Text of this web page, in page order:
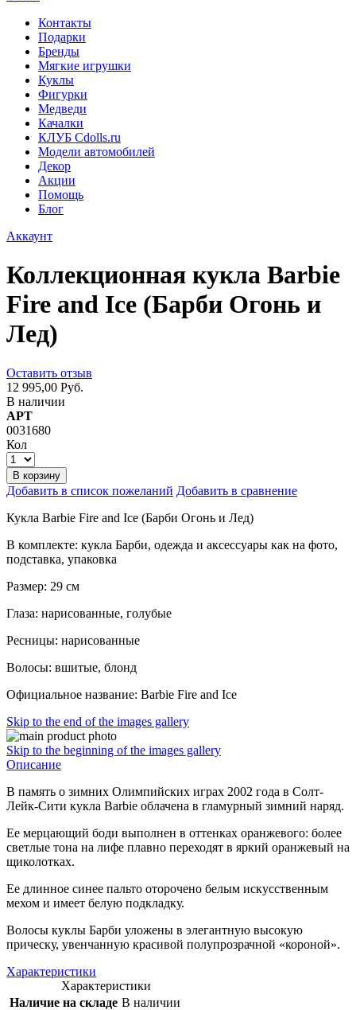
Контакты
Подарки
Бренды
Мягкие игрушки
Куклы
Фигурки
Медведи
Качалки
КЛУБ Cdolls.ru
Модели автомобилей
Декор
Акции
Помощь
Блог
Аккаунт
Коллекционная кукла Barbie
Fire and Ice (Барби Огонь и
Лед)
Оставить отзыв
12 995,00 Руб.
В наличии
АРТ
0031680
Кол
В корзину
Добавить в список пожеланий Добавить в сравнение
Кукла Barbie Fire and Ice (Барби Огонь и Лед)
В комплекте: кукла Барби, одежда и аксессуары как на фото,
подставка, упаковка
Размер: 29 см
Глаза: нарисованные, голубые
Ресницы: нарисованные
Волосы: вшитые, блонд
Официальное название: Barbie Fire and Ice
Skip to the end of the images gallery
Skip to the beginning of the images gallery
Описание
В память о зимних Олимпийских играх 2002 года в Солт-
Лейк-Сити кукла Barbie облачена в гламурный зимний наряд.
Ее мерцающий боди выполнен в оттенках оранжевого: более
светлые тона на лифе плавно переходят в яркий оранжевый на
щиколотках.
Ее длинное синее пальто оторочено белым искусственным
мехом и имеет белую подкладку.
Волосы куклы Барби уложены в элегантную высокую
прическу, увенчанную красивой полупрозрачной «короной».
Характеристики
Характеристики
Наличие на складе В наличии